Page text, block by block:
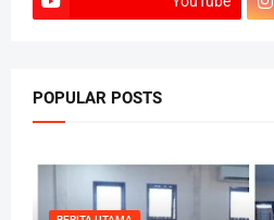
POPULAR POSTS